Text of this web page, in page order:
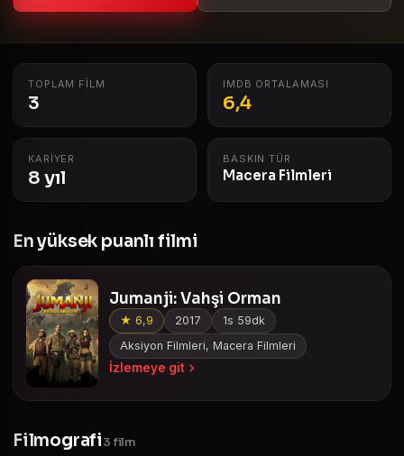
TOPLAM FILM
3
IMDB ORTALAMASI
6,4
KARIYER
8 yıl
BASKIN TÜR
Macera Filmleri
En yüksek puanlı filmi
Jumanji: Vahşi Orman
★ 6,9 2017
1s 59dk
Aksiyon Filmleri, Macera Filmleri
İzlemeye git
Filmografi3 film